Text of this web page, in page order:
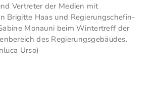
Vertreter der Medien mit
Brigitte Haas und Regierungschefin-
Monauni beim Wintertreff der
des Regierungsgebäudes.
Urso)